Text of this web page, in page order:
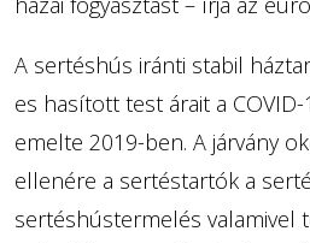
A sertéshús iránti stabil
es hasított test árait a
emelte 2019-ben. A járvány
ellenére a sertéstartók a
sertéshústermelés valamivel